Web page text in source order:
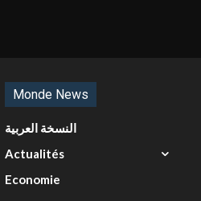
Monde News
النسخة العربية
Actualités
Economie